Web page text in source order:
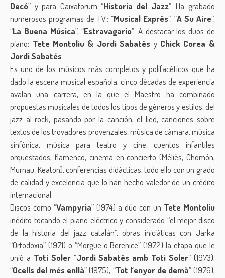
Decó” y para Caixaforum “Historia del Jazz”. Ha grabado
numerosos programas de T.V.: “Musical Exprés”, “A Su Aire”,
“La Buena Música”, “Estravagario”. A destacar los duos de
piano: Tete Montoliu & Jordi Sabatés y Chick Corea &
Jordi Sabatés
Es uno de los músicos más completos y polifacéticos que ha
dado la escena musical española, cinco décadas de experiencia
avalan una carrera, en la que el Maestro ha combinado
propuestas musicales de todos los tipos de géneros y estilos, del
jazz al rock, pasando por la canción, el lied, canciones sobre
textos de los trovadores provenzales, música de cámara, música
sinfónica, música para teatro y cine, cuentos infantiles
orquestados, flamenco, cinema en concierto (Méliès, Chomón,
Murnau, Keaton), conferencias didácticas, todo ello con un grado
de calidad y excelencia que lo han hecho valedor de un crédito
internacional.
Discos como “Vampyria” (1974) a dúo con un Tete Montoliu
inédito tocando el piano eléctrico y considerado “el mejor disco
de la historia del jazz catalán”, obras iniciáticas con Jarka
“Ortodoxia” (1971) o “Morgue o Berenice” (1972) la etapa que le
unió a Toti Soler“Jordi Sabatés amb Toti Soler” (1973),
“Ocells del més enllà” (1975), “Tot l´enyor de demà” (1976),